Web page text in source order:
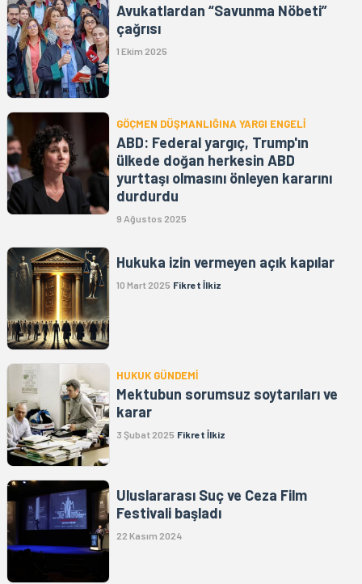
Avukatlardan “Savunma Nöbeti”
çağrısı
1 Ekim 2025
GÖÇMEN DÜŞMANLIĞINA YARGI ENGELİ
ABD: Federal yargıç, Trump'ın
ülkede doğan herkesin ABD
yurttaşı olmasını önleyen kararını
durdurdu
9 Ağustos 2025
Hukuka izin vermeyen açık kapılar
10 Mart 2025 Fikret İlkiz
HUKUK GÜNDEMİ
Mektubun sorumsuz soytarıları ve
karar
3 Şubat 2025 Fikret İlkiz
Uluslararası Suç ve Ceza Film
Festivali başladı
22 Kasım 2024